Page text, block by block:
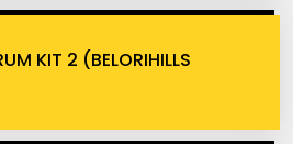
KIT 2 (BELORIHILLS